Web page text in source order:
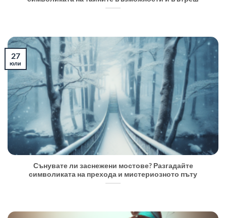
Сънувате ли заснежени мостове? Разгадайте
символиката на прехода и мистериозното пъту
27
юли